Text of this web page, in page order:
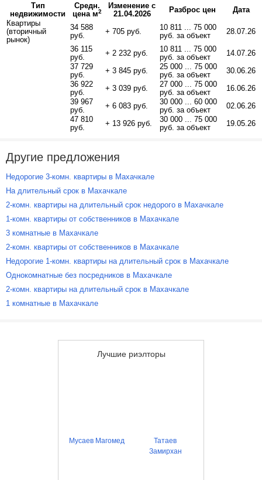
Тип
недвижимости
Средн.
цена м2
Изменение с
21.04.2026
Разброс цен
Дата
Квартиры
(вторичный
рынок)
34 588
руб.
+ 705 руб.
10 811 ... 75 000
руб. за объект
28.07.26
36 115
руб.
+ 2 232 руб.
10 811 ... 75 000
руб. за объект
14.07.26
37 729
руб.
+ 3 845 руб.
25 000 ... 75 000
руб. за объект
30.06.26
36 922
руб.
+ 3 039 руб.
27 000 ... 75 000
руб. за объект
16.06.26
39 967
руб.
+ 6 083 руб.
30 000 ... 60 000
руб. за объект
02.06.26
47 810
руб.
+ 13 926 руб.
30 000 ... 75 000
руб. за объект
19.05.26
Другие предложения
Недорогие 3-комн. квартиры в Махачкале
На длительный срок в Махачкале
2-комн. квартиры на длительный срок недорого в Махачкале
1-комн. квартиры от собственников в Махачкале
3 комнатные в Махачкале
2-комн. квартиры от собственников в Махачкале
Недорогие 1-комн. квартиры на длительный срок в Махачкале
Однокомнатные без посредников в Махачкале
2-комн. квартиры на длительный срок в Махачкале
1 комнатные в Махачкале
Лучшие риэлторы
Мусаев Магомед
Татаев
Замирхан